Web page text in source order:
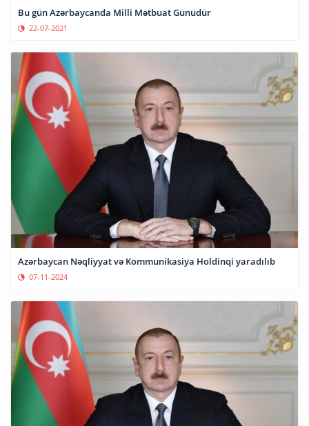
Bu gün Azərbaycanda Milli Mətbuat Günüdür
22-07-2021
Azərbaycan Nəqliyyat və Kommunikasiya Holdinqi yaradılıb
07-11-2024